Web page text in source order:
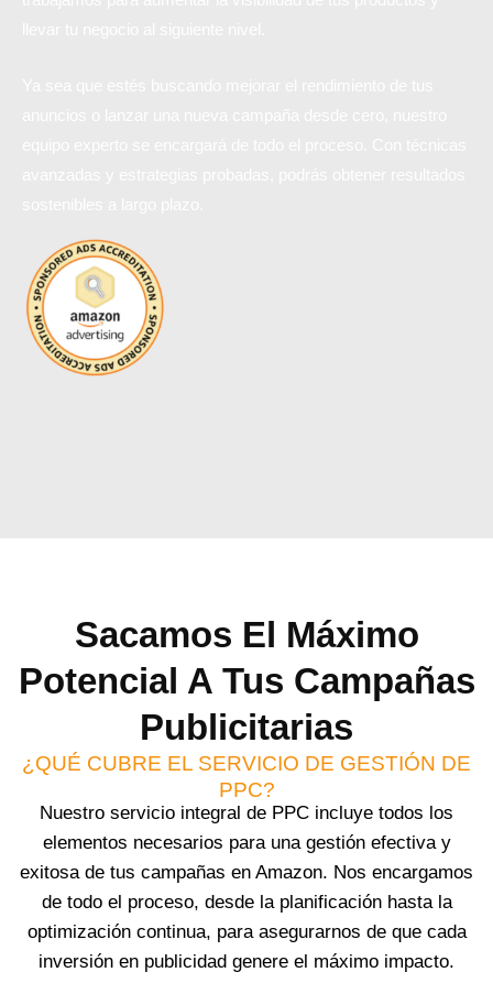
Sacamos El Máximo
Potencial A Tus Campañas
Publicitarias
¿QUÉ CUBRE EL SERVICIO DE GESTIÓN DE
PPC?
Nuestro servicio integral de PPC incluye todos los
elementos necesarios para una gestión efectiva y
exitosa de tus campañas en Amazon. Nos encargamos
de todo el proceso, desde la planificación hasta la
optimización continua, para asegurarnos de que cada
inversión en publicidad genere el máximo impacto.